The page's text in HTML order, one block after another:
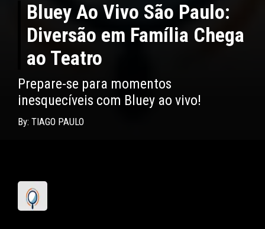
Bluey Ao Vivo São Paulo:
Diversão em Família Chega
ao Teatro
Prepare-se para momentos
inesquecíveis com Bluey ao vivo!
By: TIAGO PAULO